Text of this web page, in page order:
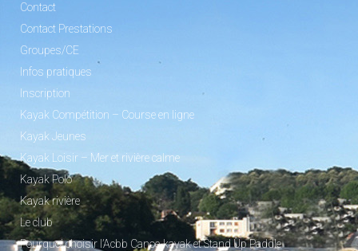
Contact
Contact Prestations
Groupes/CE
Infos pratiques
Inscription
Kayak Compétition – Course en ligne
Kayak Jeunes
Kayak Loisir – Mer et rivière calme
Kayak Polo
Kayak rivière
Le club
Pourquoi choisir l’Acbb Canoe-kayak et Stand Up Paddle